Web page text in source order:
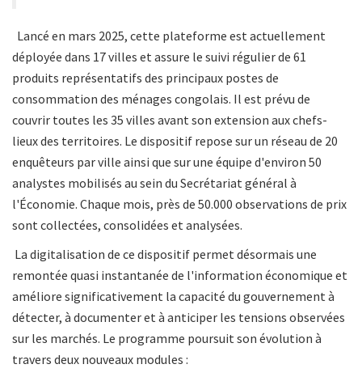
Lancé en mars 2025, cette plateforme est actuellement
déployée dans 17 villes et assure le suivi régulier de 61
produits représentatifs des principaux postes de
consommation des ménages congolais. Il est prévu de
couvrir toutes les 35 villes avant son extension aux chefs-
lieux des territoires. Le dispositif repose sur un réseau de 20
enquêteurs par ville ainsi que sur une équipe d'environ 50
analystes mobilisés au sein du Secrétariat général à
l'Économie. Chaque mois, près de 50.000 observations de prix
sont collectées, consolidées et analysées.
La digitalisation de ce dispositif permet désormais une
remontée quasi instantanée de l'information économique et
améliore significativement la capacité du gouvernement à
détecter, à documenter et à anticiper les tensions observées
sur les marchés. Le programme poursuit son évolution à
travers deux nouveaux modules :